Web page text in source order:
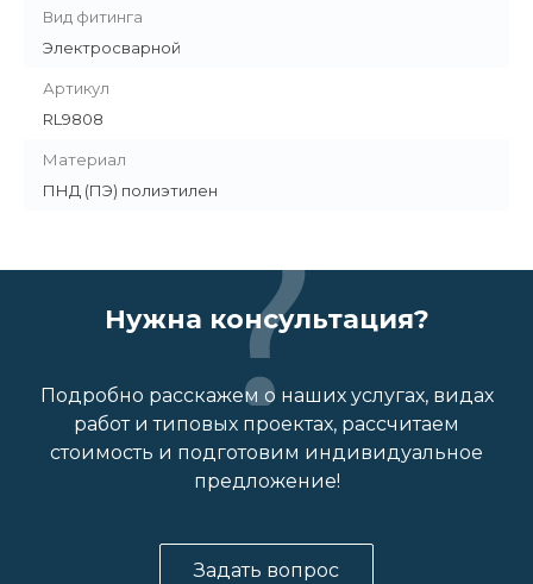
Вид фитинга
Электросварной
Артикул
RL9808
Материал
ПНД (ПЭ) полиэтилен
Нужна консультация?
Подробно расскажем о наших услугах, видах
работ и типовых проектах, рассчитаем
стоимость и подготовим индивидуальное
предложение!
Задать вопрос